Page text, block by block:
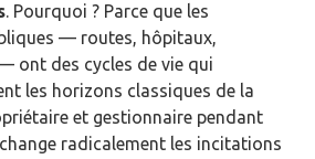
. Pourquoi ? Parce que les
— routes, hôpitaux,
ont des cycles de vie qui
les horizons classiques de la
et gestionnaire pendant
radicalement les incitations